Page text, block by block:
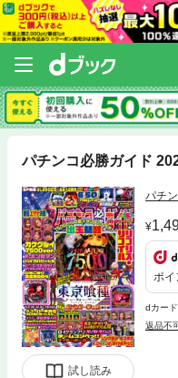
パチンコ必勝ガイド
試し読み
パチ
ポイ
dカー
返品不